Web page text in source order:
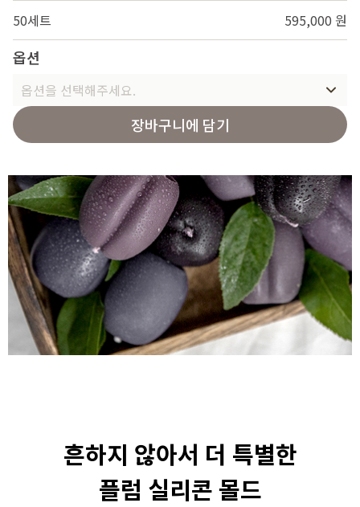
50세트 595,000 원
옵션
옵션을 선택해주세요.
장바구니에 담기
흔하지 않아서 더 특별한
플럼 실리콘 몰드